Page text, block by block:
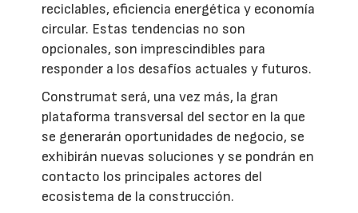
reciclables, eficiencia energética y economía
circular. Estas tendencias no son
opcionales, son imprescindibles para
responder a los desafíos actuales y futuros.
Construmat será, una vez más, la gran
plataforma transversal del sector en la que
se generarán oportunidades de negocio, se
exhibirán nuevas soluciones y se pondrán en
contacto los principales actores del
ecosistema de la construcción.